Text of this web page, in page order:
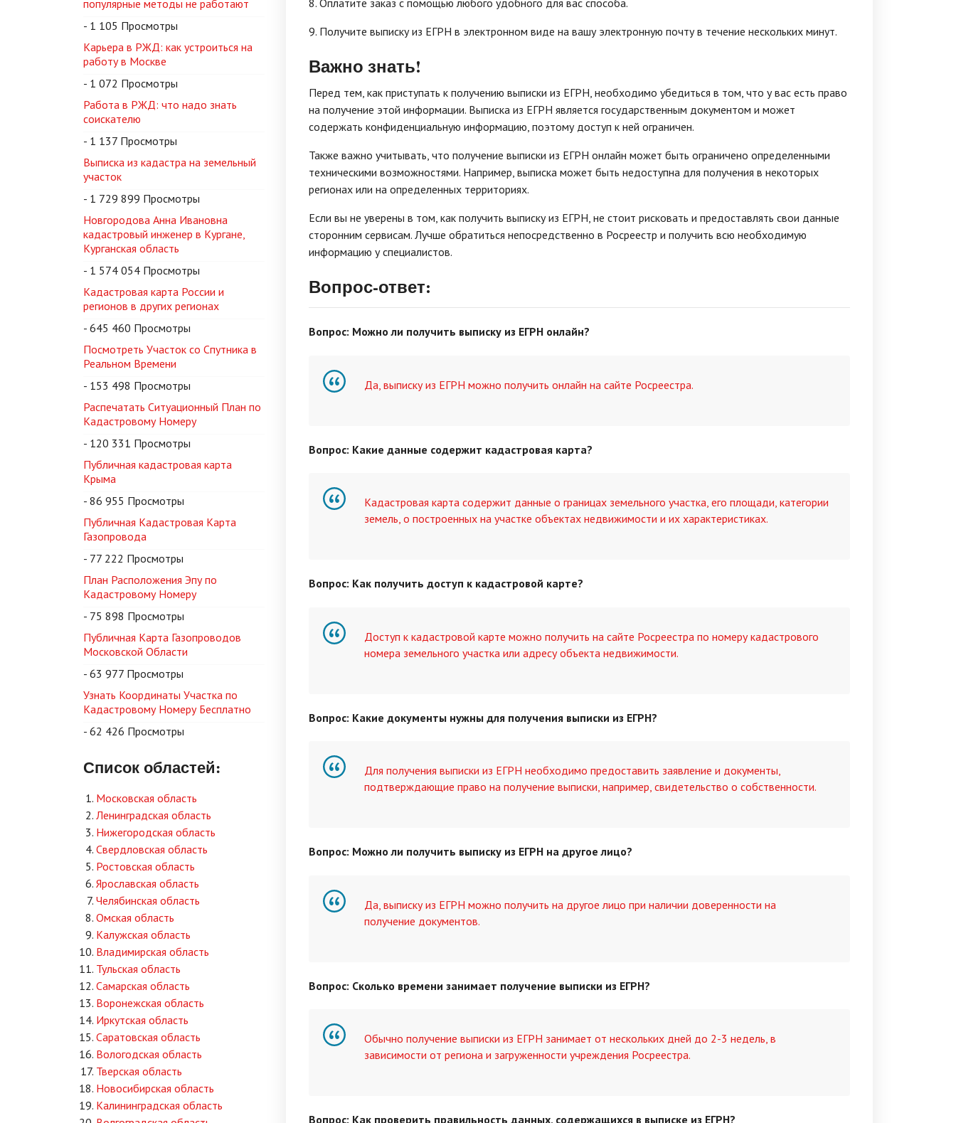
8. Оплатите заказ с помощью любого удобного для вас способа.
9. Получите выписку из ЕГРН в электронном виде на вашу электронную почту в течение нескольких минут.
Важно знать!
Перед тем, как приступать к получению выписки из ЕГРН, необходимо убедиться в том, что у вас есть право
на получение этой информации. Выписка из ЕГРН является государственным документом и может
содержать конфиденциальную информацию, поэтому доступ к ней ограничен.
Также важно учитывать, что получение выписки из ЕГРН онлайн может быть ограничено определенными
техническими возможностями. Например, выписка может быть недоступна для получения в некоторых
регионах или на определенных территориях.
Если вы не уверены в том, как получить выписку из ЕГРН, не стоит рисковать и предоставлять свои данные
сторонним сервисам. Лучше обратиться непосредственно в Росреестр и получить всю необходимую
информацию у специалистов.
Вопрос-ответ:
Вопрос: Можно ли получить выписку из ЕГРН онлайн?
Да, выписку из ЕГРН можно получить онлайн на сайте Росреестра.
Вопрос: Какие данные содержит кадастровая карта?
Кадастровая карта содержит данные о границах земельного участка, его площади, категории
земель, о построенных на участке объектах недвижимости и их характеристиках.
Вопрос: Как получить доступ к кадастровой карте?
Доступ к кадастровой карте можно получить на сайте Росреестра по номеру кадастрового
номера земельного участка или адресу объекта недвижимости.
Вопрос: Какие документы нужны для получения выписки из ЕГРН?
Для получения выписки из ЕГРН необходимо предоставить заявление и документы,
подтверждающие право на получение выписки, например, свидетельство о собственности.
Вопрос: Можно ли получить выписку из ЕГРН на другое лицо?
Да, выписку из ЕГРН можно получить на другое лицо при наличии доверенности на
получение документов.
Вопрос: Сколько времени занимает получение выписки из ЕГРН?
Обычно получение выписки из ЕГРН занимает от нескольких дней до 2-3 недель, в
зависимости от региона и загруженности учреждения Росреестра.
Вопрос: Как проверить правильность данных, содержащихся в выписке из ЕГРН?
популярные методы не работают
- 1 105 Просмотры
Карьера в РЖД: как устроиться на
работу в Москве
- 1 072 Просмотры
Работа в РЖД: что надо знать
соискателю
- 1 137 Просмотры
Выписка из кадастра на земельный
участок
- 1 729 899 Просмотры
Новгородова Анна Ивановна
кадастровый инженер в Кургане,
Курганская область
- 1 574 054 Просмотры
Кадастровая карта России и
регионов в других регионах
- 645 460 Просмотры
Посмотреть Участок со Спутника в
Реальном Времени
- 153 498 Просмотры
Распечатать Ситуационный План по
Кадастровому Номеру
- 120 331 Просмотры
Публичная кадастровая карта
Крыма
- 86 955 Просмотры
Публичная Кадастровая Карта
Газопровода
- 77 222 Просмотры
План Расположения Эпу по
Кадастровому Номеру
- 75 898 Просмотры
Публичная Карта Газопроводов
Московской Области
- 63 977 Просмотры
Узнать Координаты Участка по
Кадастровому Номеру Бесплатно
- 62 426 Просмотры
Список областей:
Московская область
Ленинградская область
Нижегородская область
Свердловская область
Ростовская область
Ярославская область
Челябинская область
Омская область
Калужская область
Владимирская область
Тульская область
Самарская область
Воронежская область
Иркутская область
Саратовская область
Вологодская область
Тверская область
Новосибирская область
Калининградская область